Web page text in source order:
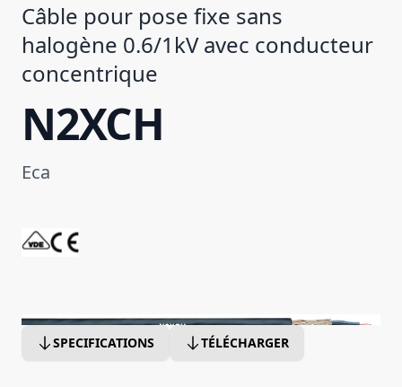
Câble pour pose fixe sans
halogène 0.6/1kV avec conducteur
concentrique
N2XCH
Eca
SPECIFICATIONS TÉLÉCHARGER